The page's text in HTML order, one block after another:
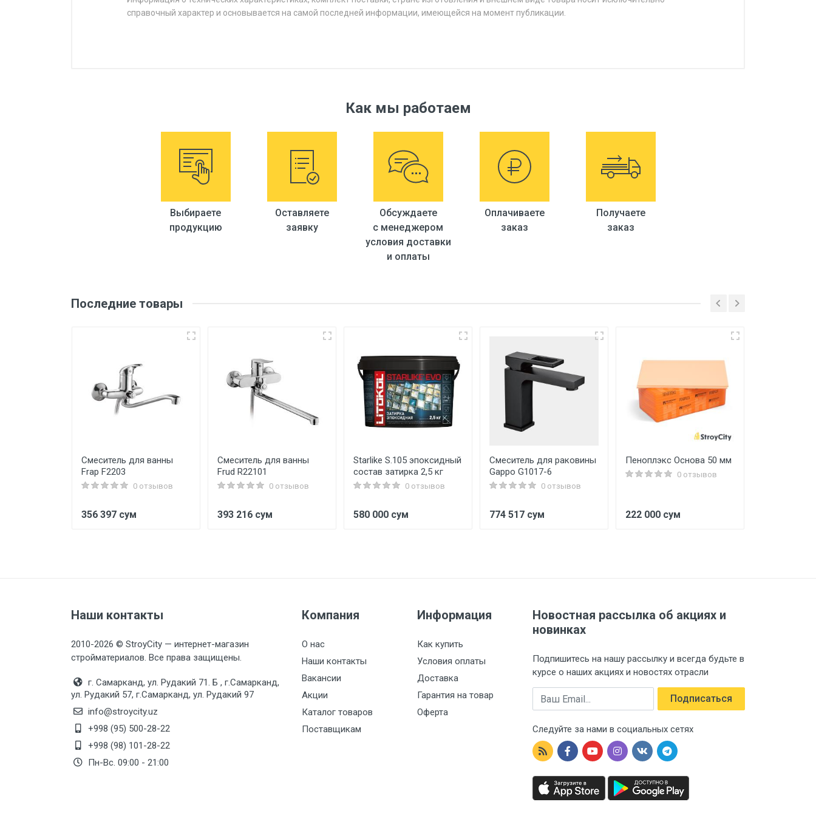
справочный характер и основывается на самой последней информации, имеющейся на момент публикации.
Как мы работаем
Выбираете
продукцию
Оставляете
заявку
Обсуждаете
с менеджером
условия доставки
и оплаты
Оплачиваете
заказ
Получаете
заказ
Последние товары
Смеситель для ванны
Frap F2203
0 отзывов
356 397 сум
Смеситель для ванны
Frud R22101
0 отзывов
393 216 сум
Starlike S.105 эпоксидный
состав затирка 2,5 кг
0 отзывов
580 000 сум
Смеситель для раковины
Gappo G1017-6
0 отзывов
774 517 сум
Пеноплэкс Основа 50 мм
0 отзывов
222 000 сум
Наши контакты
2010-2026 © StroyCity — интернет-магазин
стройматериалов. Все права защищены.
г. Самарканд, ул. Рудакий 71. Б , г.Самарканд,
ул. Рудакий 57, г.Самарканд, ул. Рудакий 97
info@stroycity.uz
+998 (95) 500-28-22
+998 (98) 101-28-22
Пн-Вс. 09:00 - 21:00
Компания
О нас
Наши контакты
Вакансии
Акции
Каталог товаров
Поставщикам
Информация
Как купить
Условия оплаты
Доставка
Гарантия на товар
Оферта
Новостная рассылка об акциях и
новинках
Подпишитесь на нашу рассылку и всегда будьте в
курсе о наших акциях и новостях отрасли
Email Подписаться
Следуйте за нами в социальных сетях